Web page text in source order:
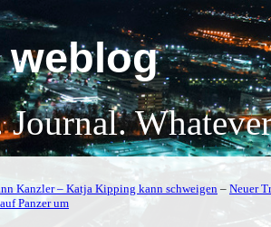
weblog
Journal.
Kanzler – Katja Kipping kann schweigen – Neuer
Panzer um